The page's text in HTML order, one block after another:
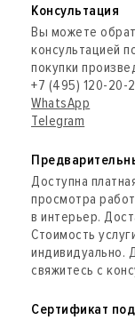
Консультация
Вы можете
консультацией
покупки
+7 (495) 120-20-
WhatsApp
Telegram
Доступна
просмотра
в интерьер.
Стоимость
индивидуально.
свяжитесь с
Сертификат